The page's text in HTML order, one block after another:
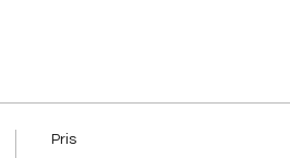
Pris